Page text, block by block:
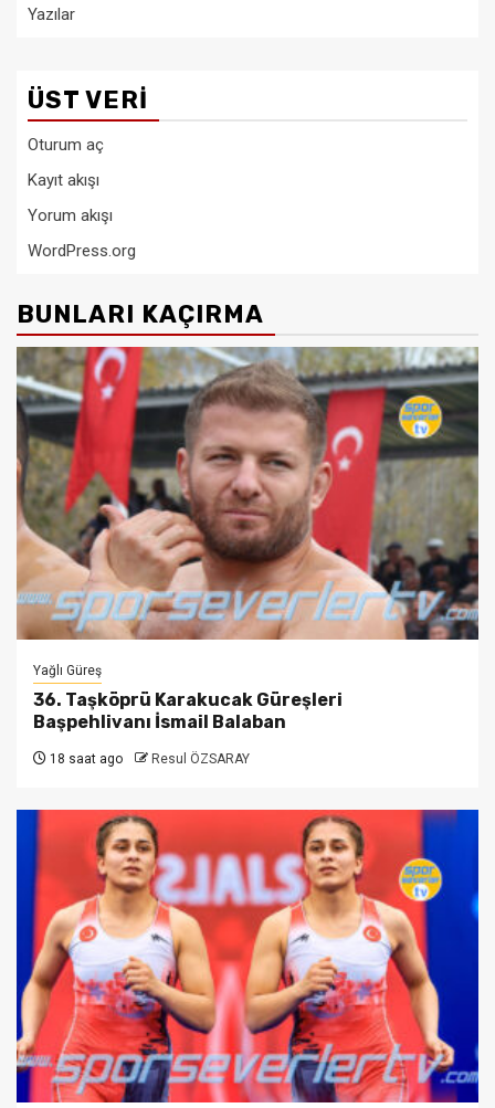
Yazılar
ÜST VERI
Oturum aç
Kayıt akışı
Yorum akışı
WordPress.org
BUNLARI KAÇIRMA
Yağlı Güreş
36. Taşköprü Karakucak Güreşleri
Başpehlivanı İsmail Balaban
18 saat ago Resul ÖZSARAY